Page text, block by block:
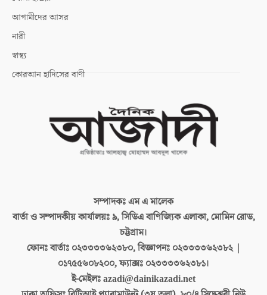
আগামীদের আসর
নারী
স্বাস্থ্য
কোরআন হাদিসের বাণী
সম্পাদকঃএম এ মালেক
বার্তা ও সম্পাদকীয় কার্যালয়ঃ৯, সিডিএ বাণিজ্যিক এলাকা, মোমিন রোড,
চট্টগ্রাম।
ফোনঃ বার্তাঃ ০২৩৩৩৩৬২৩৮০, বিজ্ঞাপনঃ ০২৩৩৩৩৬২৩৮২ |
০১৭৫৫৬০৮২০০, ফ্যাক্সঃ ০২৩৩৩৩৬২৩৮১।
ই-মেইলঃazadi@dainikazadi.net